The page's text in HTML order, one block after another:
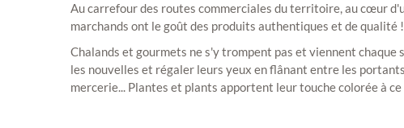
Au carrefour des routes commerciales du territoire, au cœur
marchands ont le goût des produits authentiques et de qualité !
Chalands et gourmets ne s'y trompent pas et viennent
les nouvelles et régaler leurs yeux en flânant entre les
mercerie... Plantes et plants apportent leur touche colorée à